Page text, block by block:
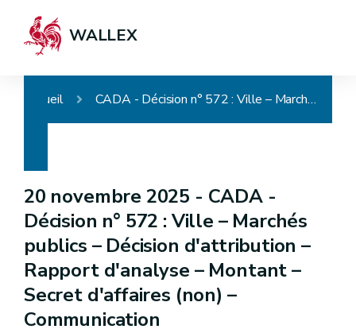
WALLEX
Accueil CADA - Décision n° 572 : Ville – Marchés publics – Décision d'attribution – Rapport d'analyse – Montant – Secret d'affaires (non) – Communication
20 novembre 2025 - CADA -
Décision n° 572 : Ville – Marchés
publics – Décision d'attribution –
Rapport d'analyse – Montant –
Secret d'affaires (non) –
Communication